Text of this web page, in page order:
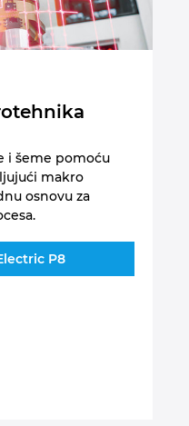
i šeme pomoću
makro
osnovu za
P8